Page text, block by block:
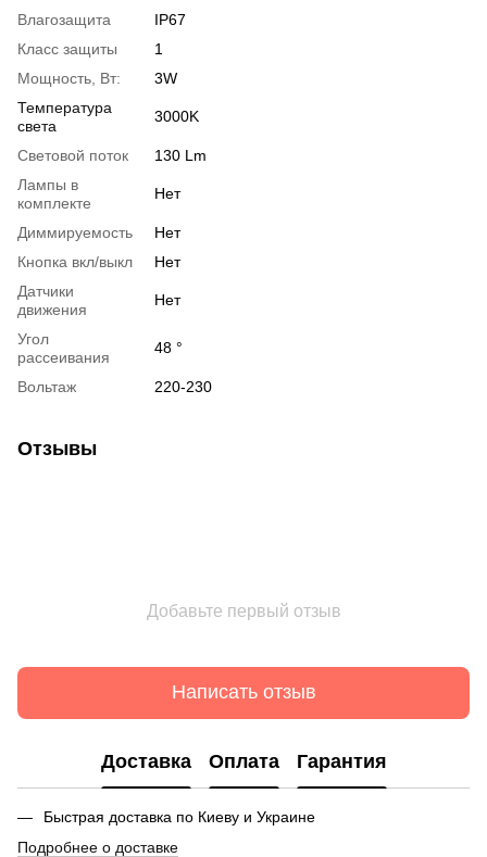
Влагозащита
IP67
Класс защиты
1
Мощность, Вт:
3W
Температура
света
3000K
Световой поток
130 Lm
Лампы в
комплекте
Нет
Диммируемость
Нет
Кнопка вкл/выкл
Нет
Датчики
движения
Нет
Угол
рассеивания
48 °
Вольтаж 220-230
Отзывы
Добавьте первый отзыв
Написать отзыв
Доставка Оплата Гарантия
Быстрая доставка по Киеву и Украине
Подробнее о доставке